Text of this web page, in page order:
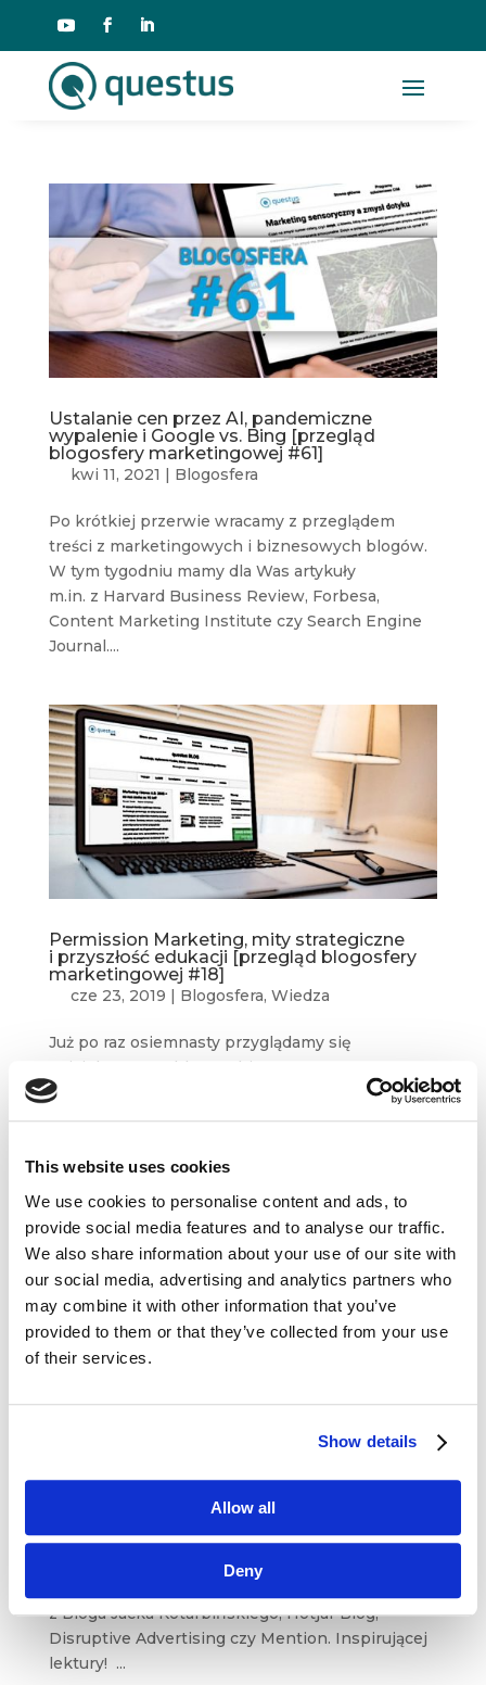
This website uses cookies
We use cookies to personalise content and ads, to
provide social media features and to analyse our traffic.
We also share information about your use of our site with
our social media, advertising and analytics partners who
may combine it with other information that you’ve
provided to them or that they’ve collected from your use
of their services.
Show details
Allow all
Deny
Ustalanie cen przez AI, pandemiczne
wypalenie i Google vs. Bing [przegląd
blogosfery marketingowej #61]
kwi 11, 2021 | Blogosfera
Po krótkiej przerwie wracamy z przeglądem
treści z marketingowych i biznesowych blogów.
W tym tygodniu mamy dla Was artykuły
m.in. z Harvard Business Review, Forbesa,
Content Marketing Institute czy Search Engine
Journal....
Permission Marketing, mity strategiczne
i przyszłość edukacji [przegląd blogosfery
marketingowej #18]
cze 23, 2019 | Blogosfera, Wiedza
Już po raz osiemnasty przyglądamy się
najciekawszym blogom biznesowym
i marketingowym i wyłuskujemy dla Was
„najlepszą dziesiątkę” treści z ostatnich tygodni.
m.in. z Prowly Magazine, bloga Brand24,...
Storytelling, empatia konsumencka i siła
Czas na kolejny przegląd najbardziej
wartościowych treści z marketingowych
i biznesowych blogów. W tym tygodniu
z Bloga Jacka Kotarbińskiego, Hotjar Blog,
Disruptive Advertising czy Mention. Inspirującej
lektury! ...